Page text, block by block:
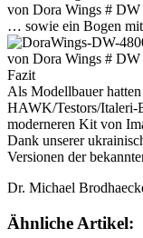
… sowie ein Bogen
Fazit
Als Modellbauer
HAWK/Testors/Italeri-
moderneren Kit von
Dank unserer
Versionen der
Dr. Michael
Ähnliche Artikel: